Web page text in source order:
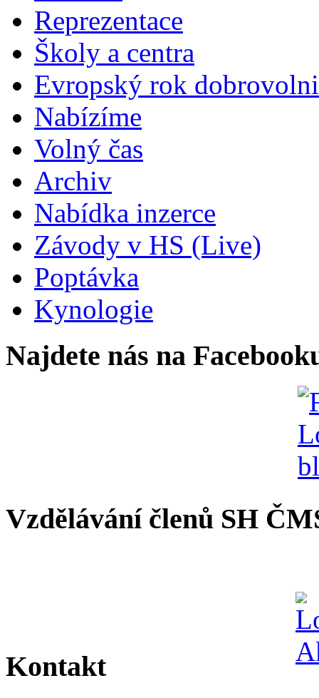
Reprezentace
Školy a centra
Evropský rok
Nabízíme
Volný čas
Archiv
Nabídka inzerce
Závody v HS (Live)
Poptávka
Kynologie
Najdete nás na
Vzdělávání členů SH
Kontakt